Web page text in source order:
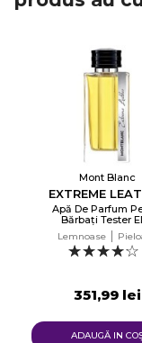
Mont Blanc
EXTREME
Apă De Parfum
Bărbați Tester
Lemnoase
351,99 lei
ADAUGĂ IN